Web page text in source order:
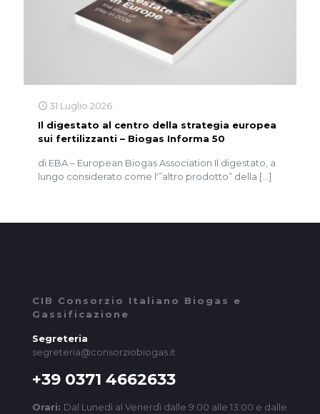
31 Luglio 2026
Il digestato al centro della strategia europea
sui fertilizzanti – Biogas Informa 50
di EBA – European Biogas Association Il digestato, a
lungo considerato come l'”altro prodotto” della […]
CIB Consorzio Italiano Biogas e
Gassificazione
Segreteria
segreteria@consorziobiogas.it
+39 0371 4662633
Orari: Dal Lunedì al Venerdì dalle 9:00 alle 13:00 e dalle